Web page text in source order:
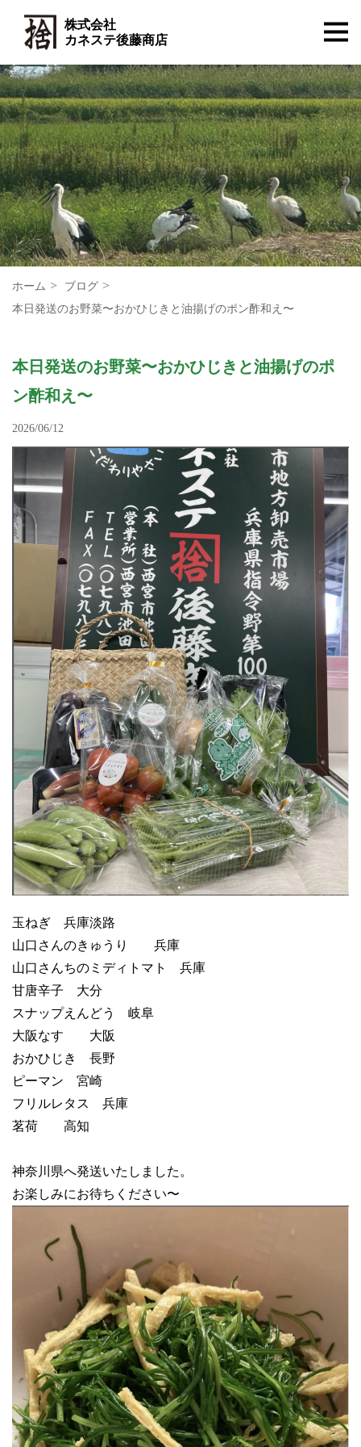
株式会社
カネステ後藤商店
ホーム
ブログ
本日発送のお野菜〜おかひじきと油揚げのポン酢和え〜
本日発送のお野菜〜おかひじきと油揚げのポ
ン酢和え〜
2026/06/12
玉ねぎ 兵庫淡路
山口さんのきゅうり 兵庫
山口さんちのミディトマト 兵庫
甘唐辛子 大分
スナップえんどう 岐阜
大阪なす 大阪
おかひじき 長野
ピーマン 宮崎
フリルレタス 兵庫
茗荷 高知
神奈川県へ発送いたしました。
お楽しみにお待ちください〜